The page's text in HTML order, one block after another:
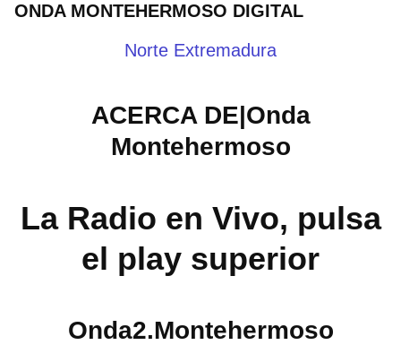
ONDA MONTEHERMOSO DIGITAL
Norte Extremadura
ACERCA DE|Onda
Montehermoso
La Radio en Vivo, pulsa
el play superior
Onda2.Montehermoso